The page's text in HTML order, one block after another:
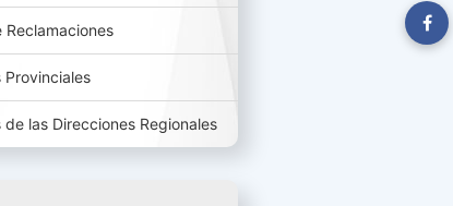
Reclamaciones
Provinciales
de las Direcciones Regionales